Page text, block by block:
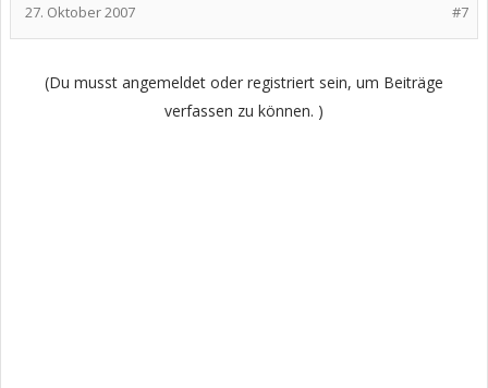
#7
27. Oktober 2007
(Du musst angemeldet oder registriert sein, um Beiträge
verfassen zu können. )